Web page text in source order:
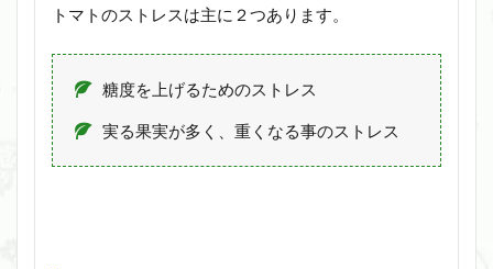
トマトのストレスは主に２つあります。
糖度を上げるためのストレス
実る果実が多く、重くなる事のストレス